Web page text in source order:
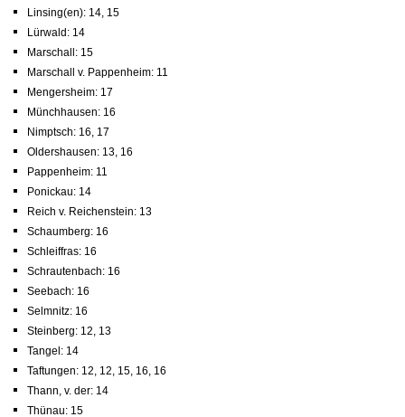
Linsing(en): 14, 15
Lürwald: 14
Marschall: 15
Marschall v. Pappenheim: 11
Mengersheim: 17
Münchhausen: 16
Nimptsch: 16, 17
Oldershausen: 13, 16
Pappenheim: 11
Ponickau: 14
Reich v. Reichenstein: 13
Schaumberg: 16
Schleiffras: 16
Schrautenbach: 16
Seebach: 16
Selmnitz: 16
Steinberg: 12, 13
Tangel: 14
Taftungen: 12, 12, 15, 16, 16
Thann, v. der: 14
Thünau: 15